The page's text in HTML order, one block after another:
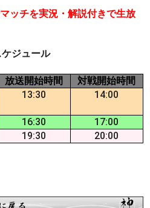
ッチを実況・解説付きで生放
ケジュール
放送開始時間
対戦開始時間
13:30 14:00
16:30
17:00
19:30 20:00